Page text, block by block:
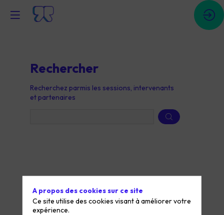
Rechercher
Recherchez parmis les sessions, intervenants
et partenaires
A propos des cookies sur ce site
Ce site utilise des cookies visant à améliorer votre
expérience.